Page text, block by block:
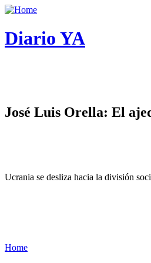
Diario YA
José Luis Orella: El
Ucrania se desliza hacia la división
Home